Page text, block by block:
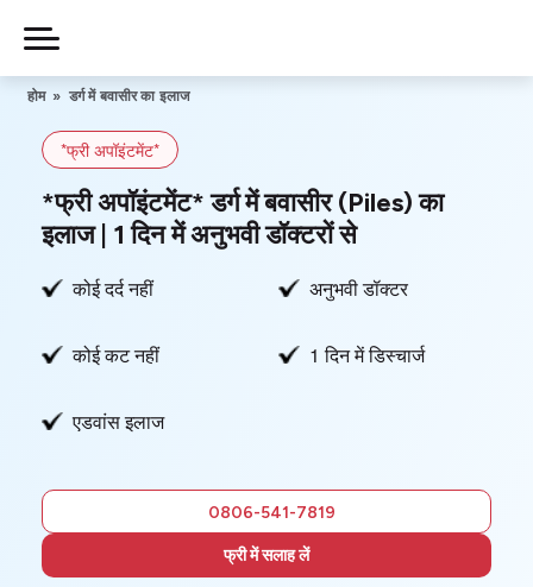
content
Piles
हमारे बारे में
हमसे संपर्क करें
फ्री में
सलाह लें
होम » डर्ग में बवासीर का इलाज
*फ्री अपॉइंटमेंट*
*फ्री अपॉइंटमेंट* डर्ग में बवासीर (Piles) का
इलाज | 1 दिन में अनुभवी डॉक्टरों से
कोई दर्द नहीं अनुभवी डॉक्टर
कोई कट नहीं 1 दिन में डिस्चार्ज
एडवांस इलाज
0806-541-7819
फ्री में सलाह लें